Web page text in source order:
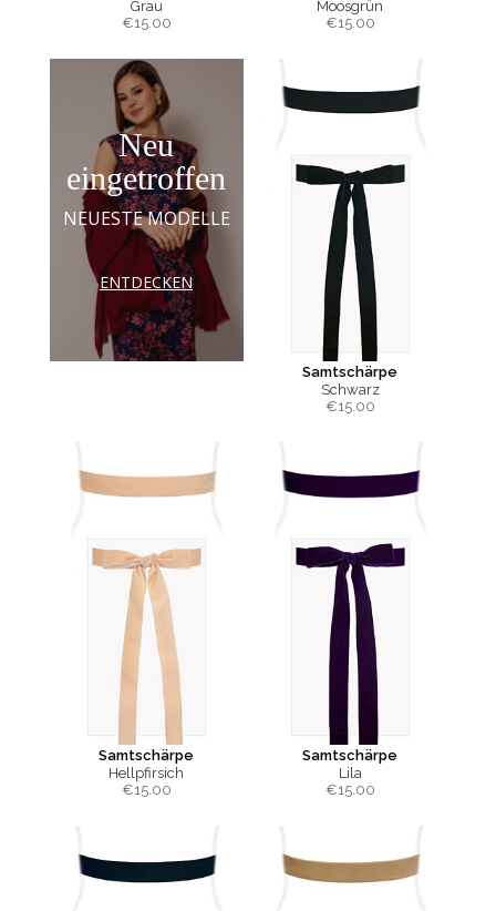
Grau
€15.00
Moosgrün
€15.00
Neu
eingetroffen
NEUESTE MODELLE
ENTDECKEN
Samtschärpe
Schwarz
€15.00
Samtschärpe
Hellpfirsich
€15.00
Samtschärpe
Lila
€15.00